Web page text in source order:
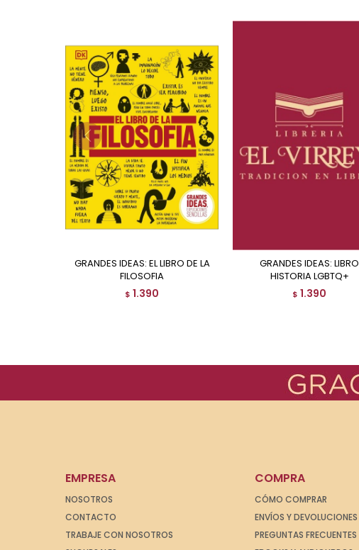
GRANDES IDEAS: EL LIBRO DE LA
FILOSOFIA
$ 1.390
GRANDES IDEAS: LIBRO
HISTORIA LGBTQ+
$ 1.390
EMPRESA
NOSOTROS
CONTACTO
TRABAJE CON NOSOTROS
COMPRA
CÓMO COMPRAR
ENVÍOS Y DEVOLUCIONES
PREGUNTAS FRECUENTES